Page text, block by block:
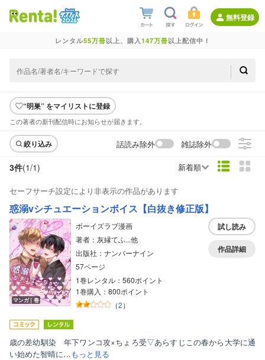
無料登録
レンタル55万冊以上、購入147万冊以上配信中！
“明巣” をマイリストに登録
この著者の新刊配信時にお知らせが届きます。
絞り込み 話読み除外 雑誌除外
3件(1/1) 新着順
セーフサーチ設定により非表示の作品があります
惑溺vシチュエーションボイス【白抜き修正版】
マンガ｜巻
ボーイズラブ漫画
著者：灰縁てふ...他
出版社：ナンバーナイン
57ページ
1巻レンタル：560ポイント
1巻購入：800ポイント
（2）
試し読み
作品詳細
歳の差幼馴染 年下ワンコ攻×ちょろ受▽あらすじこの春から大学に通
い始めた智晴に…もっと見る